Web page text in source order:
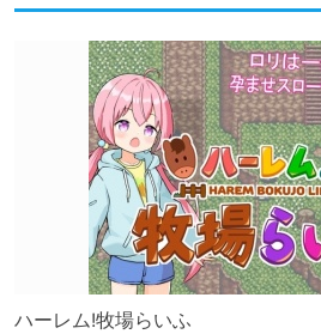
ハーレム!牧場らいふ